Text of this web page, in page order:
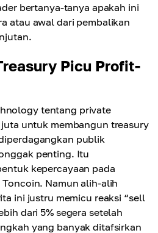
bertanya-tanya apakah ini
atau awal dari pembalikan
Picu Profit-
tentang private
untuk membangun treasury
publik
penting. Itu
kepercayaan pada
Namun alih-alih
ini justru memicu reaksi “sell
dari 5% segera setelah
yang banyak ditafsirkan